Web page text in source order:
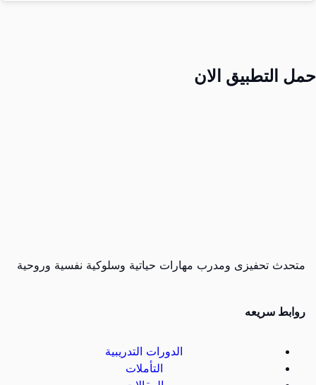
حمل التطبيق الان
متحدث تحفيزى ومدرب مهارات حياتية وسلوكية نفسية وروحية
روابط سريعه
الدورات التدريبية
التأملات